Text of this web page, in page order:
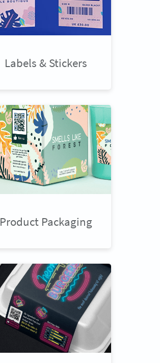
Labels & Stickers
Product Packaging